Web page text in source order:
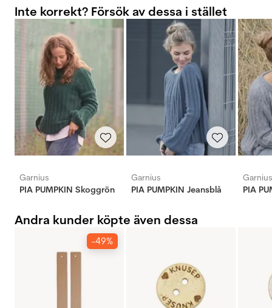
Inte korrekt? Försök av dessa i stället
Garnius
PIA PUMPKIN Skoggrön
Garnius
PIA PUMPKIN Jeansblå
Garnius
PIA
Andra kunder köpte även dessa
-49%